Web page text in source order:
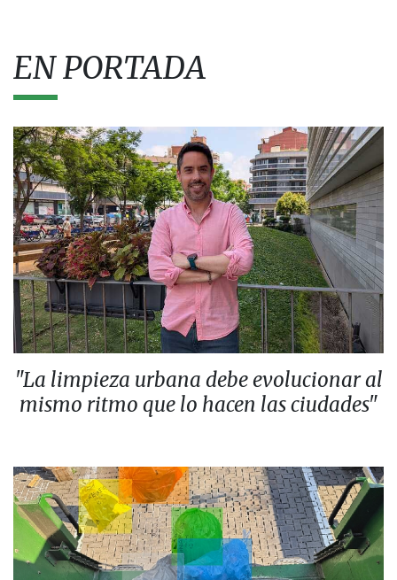
EN PORTADA
"La limpieza urbana debe evolucionar al
mismo ritmo que lo hacen las ciudades"